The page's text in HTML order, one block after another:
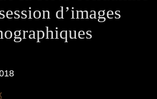
d’images